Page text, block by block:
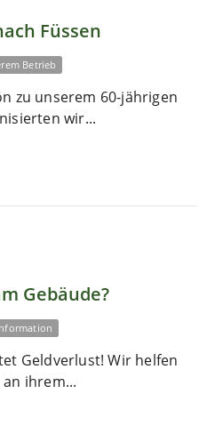
Füssen
Betrieb
zu unserem 60-jährigen
wir...
Gebäude?
Geldverlust! Wir helfen
ihrem...